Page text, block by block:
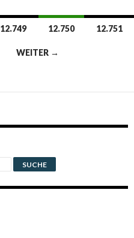
12.749 12.750 12.751
WEITER →